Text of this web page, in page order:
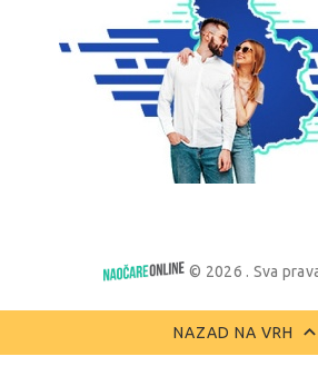
© 2026 . Sva
NAZAD NA VRH